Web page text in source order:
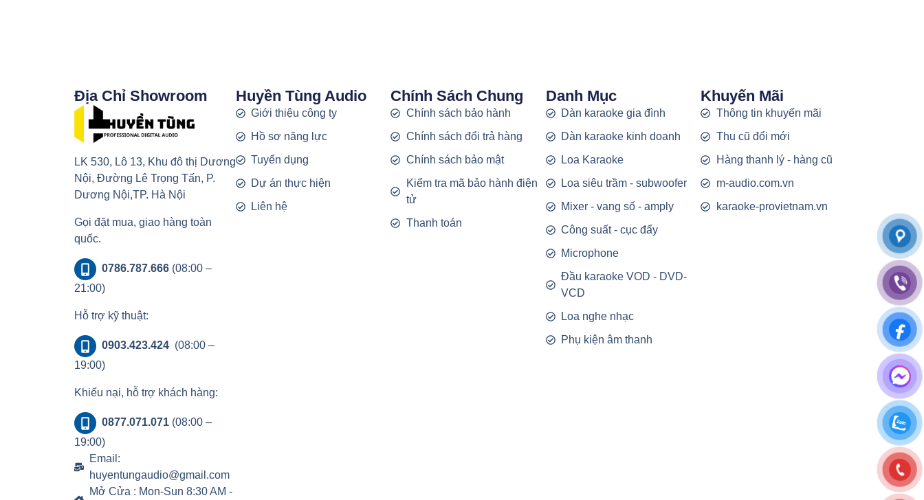
Địa Chỉ Showroom
LK 530, Lô 13, Khu đô thị Dương
Nội, Đường Lê Trọng Tấn, P.
Dương Nội,TP. Hà Nội
Gọi đặt mua, giao hàng toàn
quốc.
0786.787.666(08:00 –
21:00)
Hỗ trợ kỹ thuật:
0903.423.424 (08:00 –
19:00)
Khiếu nại, hỗ trợ khách hàng:
0877.071.071(08:00 –
19:00)
Email:
huyentungaudio@gmail.com
Mở Cửa : Mon-Sun 8:30 AM -
Huyền Tùng Audio
Giới thiệu công ty
Hồ sơ năng lực
Tuyển dụng
Dự án thực hiện
Liên hệ
Chính Sách Chung
Chính sách bảo hành
Chính sách đổi trả hàng
Chính sách bảo mật
Kiểm tra mã bảo hành điện
tử
Thanh toán
Danh Mục
Dàn karaoke gia đình
Dàn karaoke kinh doanh
Loa Karaoke
Loa siêu trầm - subwoofer
Mixer - vang số - amply
Công suất - cục đẩy
Microphone
Đầu karaoke VOD - DVD-
VCD
Loa nghe nhạc
Phụ kiện âm thanh
Khuyến Mãi
Thông tin khuyến mãi
Thu cũ đổi mới
Hàng thanh lý - hàng cũ
m-audio.com.vn
karaoke-provietnam.vn